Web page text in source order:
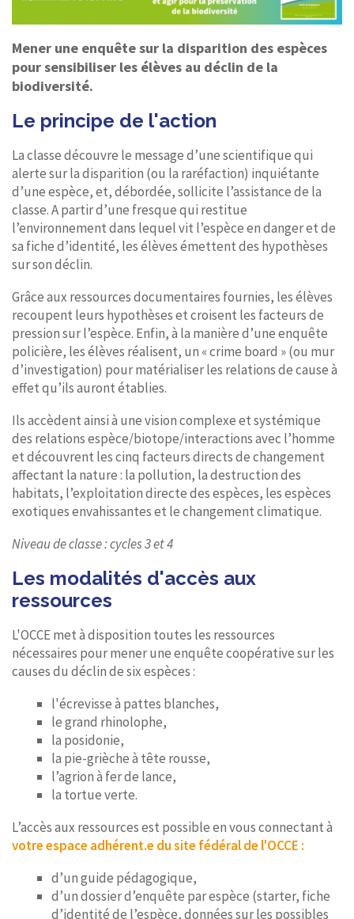
Mener une enquête sur la disparition des espèces
pour sensibiliser les élèves au déclin de la
biodiversité.
Le principe de l'action
La classe découvre le message d’une scientifique qui
alerte sur la disparition (ou la raréfaction) inquiétante
d’une espèce, et, débordée, sollicite l’assistance de la
classe. A partir d’une fresque qui restitue
l’environnement dans lequel vit l’espèce en danger et de
sa fiche d’identité, les élèves émettent des hypothèses
sur son déclin.
Grâce aux ressources documentaires fournies, les élèves
recoupent leurs hypothèses et croisent les facteurs de
pression sur l’espèce. Enfin, à la manière d’une enquête
policière, les élèves réalisent, un « crime board » (ou mur
d’investigation) pour matérialiser les relations de cause à
effet qu’ils auront établies.
Ils accèdent ainsi à une vision complexe et systémique
des relations espèce/biotope/interactions avec l’homme
et découvrent les cinq facteurs directs de changement
affectant la nature : la pollution, la destruction des
habitats, l’exploitation directe des espèces, les espèces
exotiques envahissantes et le changement climatique.
Niveau de classe : cycles 3 et 4
Les modalités d'accès aux
ressources
L'OCCE met à disposition toutes les ressources
nécessaires pour mener une enquête coopérative sur les
causes du déclin de six espèces :
l'écrevisse à pattes blanches,
le grand rhinolophe,
la posidonie,
la pie-grièche à tête rousse,
l’agrion à fer de lance,
la tortue verte.
L’accès aux ressources est possible en vous connectant à
votre espace adhérent.e du site fédéral de l'OCCE :
d’un guide pédagogique,
d’un dossier d’enquête par espèce (starter, fiche
d’identité de l’espèce, données sur les possibles